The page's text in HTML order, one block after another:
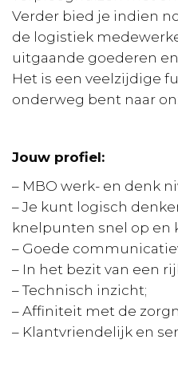
Verder bied je indien
de logistiek
uitgaande goederen
Het is een veelzijdige
onderweg bent naar
Jouw profiel:
– MBO werk- en denk
– Je kunt logisch
knelpunten snel op en
– Goede
– In het bezit van een
– Technisch inzicht;
– Affiniteit met de
– Klantvriendelijk en